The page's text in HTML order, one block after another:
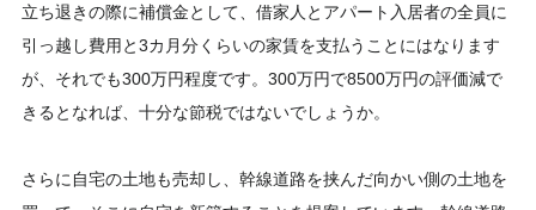
立ち退きの際に補償金として、借家人とアパート入居者の全員に
引っ越し費用と3カ月分くらいの家賃を支払うことにはなります
が、それでも300万円程度です。300万円で8500万円の評価減で
きるとなれば、十分な節税ではないでしょうか。
さらに自宅の土地も売却し、幹線道路を挟んだ向かい側の土地を